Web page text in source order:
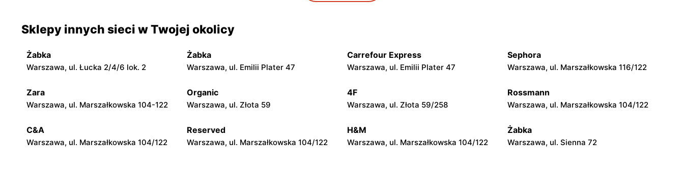
Skierniewice, ul. Ks. Kard. Prym. Stefana
Łowicz, ul. Stefana Starzyńskiego 10-12
Kaufland Kaufland Kaufland Kaufland
Kaufland
Gałczyńskiego 11
Kaufland Kaufland Kaufland
Fieldorfa Nila 28
Sklepy innych sieci w Twojej okolicy
Żabka
Warszawa, ul. Łucka 2/4/6 lok. 2
Żabka
Warszawa, ul. Emilii Plater 47
Carrefour Express
Warszawa, ul. Emilii Plater 47
Sephora
Warszawa, ul. Marszałkowska 116/122
Zara
Warszawa, ul. Marszałkowska 104-122
Organic
Warszawa, ul. Złota 59
4F
Warszawa, ul. Złota 59/258
Rossmann
Warszawa, ul. Marszałkowska 104/122
C&A
Warszawa, ul. Marszałkowska 104/122
Reserved
Warszawa, ul. Marszałkowska 104/122
H&M
Warszawa, ul. Marszałkowska 104/122
Żabka
Warszawa, ul. Sienna 72